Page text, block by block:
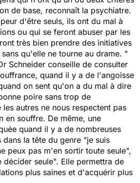
de base, reconnaît la psychiatre.
d'être seuls, ils ont du mal à
ou qui se feront abuser par les
très bien prendre des initiatives
qu'elle ne tourne au drame. "
Schneider conseille de consulter
quand il y a de l'angoisse
on sent qu'on a du mal à dire
poire sans trop de
les autres ne nous respectent pas
en souffre. De même, une
quand il y a de nombreuses
la tête du genre "je suis
peux pas m'en sortir toute seule",
décider seule". Elle permettra de
plus saines et d'acquérir plus